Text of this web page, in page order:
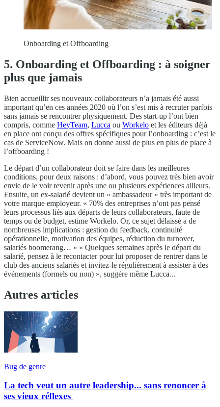
Onboarding et Offboarding
5. Onboarding et Offboarding : à soigner
plus que jamais
Bien accueillir ses nouveaux collaborateurs n’a jamais été aussi
important qu’en ces années 2020 où l’on s’est mis à recruter parfois
sans jamais se rencontrer physiquement. Des start-up l’ont bien
compris, comme HeyTeam, Lucca ou Workelo et les éditeurs déjà
en place ont conçu des offres spécifiques pour l’onboarding : c’est le
cas de ServiceNow. Mais on donne aussi de plus en plus de place à
l’offboarding !
Le départ d’un collaborateur doit se faire dans les meilleures
conditions, pour deux raisons : d’abord, vous pouvez très bien avoir
envie de le voir revenir après une ou plusieurs expériences ailleurs.
Ensuite, un ex-salarié devient un « ambassadeur » très important de
votre marque employeur. « 70% des entreprises n’ont pas pensé
leurs processus liés aux départs de leurs collaborateurs, faute de
temps ou de budget, estime Workelo. Or, ce sujet délaissé a de
nombreuses implications : gestion du feedback, continuité
opérationnelle, motivation des équipes, réduction du turnover,
salariés boomerang… » « Quelques semaines après le départ du
salarié, pensez à le recontacter pour lui proposer de rentrer dans le
club des anciens salariés et invitez-le régulièrement à assister à des
événements (formels ou non) », suggère même Lucca...
Autres articles
Bug de genre
La tech veut un autre leadership... sans renoncer à
ses vieux réflexes